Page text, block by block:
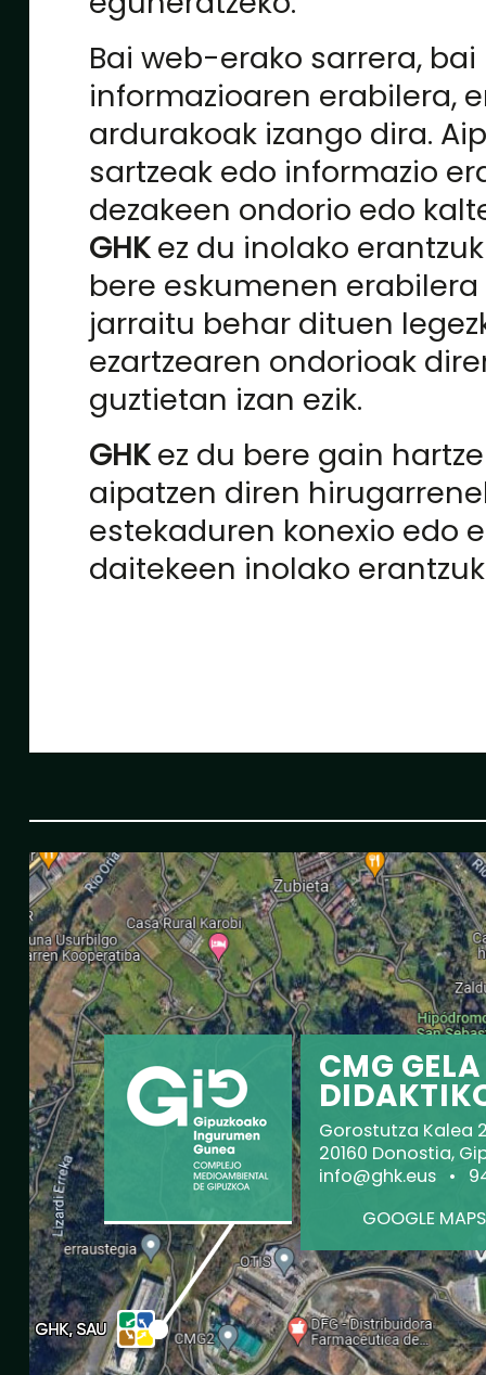
Bai web-erako sarrera,
informazioaren erabilera,
ardurakoak izango dira.
sartzeak edo informazio
dezakeen ondorio edo
GHKez du inolako
bere eskumenen
jarraitu behar dituen
ezartzearen ondorioak
guztietan izan ezik.
GHKez du bere gain
aipatzen diren
estekaduren konexio edo
daitekeen inolako
CMG GELA
Gorostutza Kalea
20160 Donostia,
info@ghk.eus•
GOOGLE